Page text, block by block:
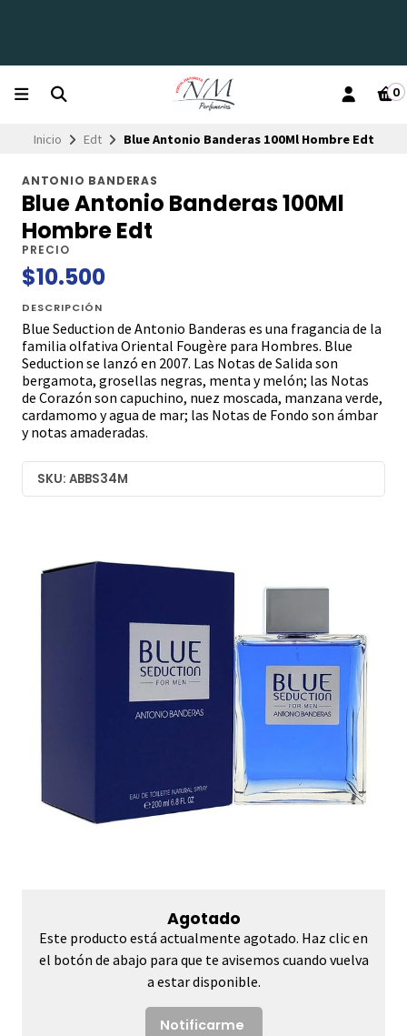
0
Inicio Edt Blue Antonio Banderas 100Ml Hombre Edt
ANTONIO BANDERAS
Blue Antonio Banderas 100Ml
Hombre Edt
PRECIO
$10.500
DESCRIPCIÓN
Blue Seduction de Antonio Banderas es una fragancia de la
familia olfativa Oriental Fougère para Hombres. Blue
Seduction se lanzó en 2007. Las Notas de Salida son
bergamota, grosellas negras, menta y melón; las Notas
de Corazón son capuchino, nuez moscada, manzana verde,
cardamomo y agua de mar; las Notas de Fondo son ámbar
y notas amaderadas.
SKU: ABBS34M
Agotado
Este producto está actualmente agotado. Haz clic en
el botón de abajo para que te avisemos cuando vuelva
a estar disponible.
Notificarme